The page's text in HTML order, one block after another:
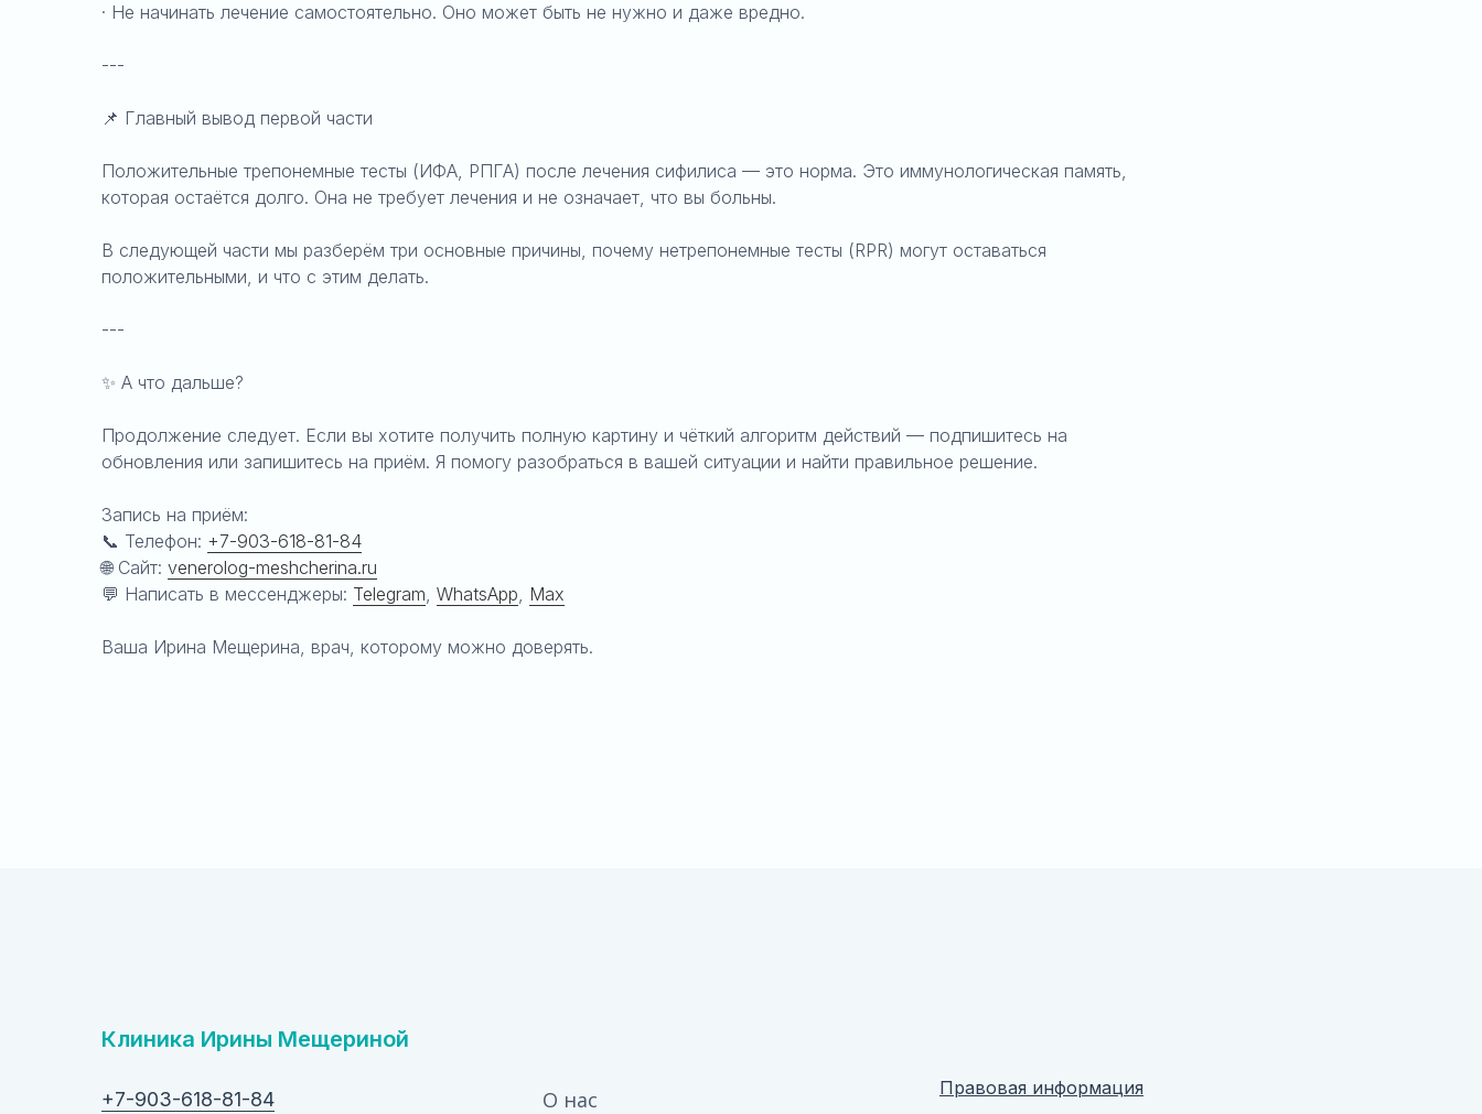
· Не начинать лечение самостоятельно. Оно может быть не нужно и даже вредно.
---
📌 Главный вывод первой части
Положительные трепонемные тесты (ИФА, РПГА) после лечения сифилиса — это норма. Это иммунологическая память,
которая остаётся долго. Она не требует лечения и не означает, что вы больны.
В следующей части мы разберём три основные причины, почему нетрепонемные тесты (RPR) могут оставаться
положительными, и что с этим делать.
---
✨ А что дальше?
Продолжение следует. Если вы хотите получить полную картину и чёткий алгоритм действий — подпишитесь на
обновления или запишитесь на приём. Я помогу разобраться в вашей ситуации и найти правильное решение.
Запись на приём:
📞 Телефон: +7-903-618-81-84
🌐 Сайт: venerolog-meshcherina.ru
💬 Написать в мессенджеры: Telegram, WhatsApp, Max
Ваша Ирина Мещерина, врач, которому можно доверять.
Клиника Ирины Мещериной
Правовая информация
+7-903-618-81-84
О нас